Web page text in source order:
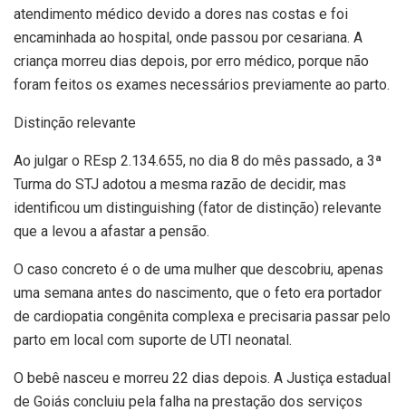
atendimento médico devido a dores nas costas e foi
encaminhada ao hospital, onde passou por cesariana. A
criança morreu dias depois, por erro médico, porque não
foram feitos os exames necessários previamente ao parto.
Distinção relevante
Ao julgar o REsp 2.134.655, no dia 8 do mês passado, a 3ª
Turma do STJ adotou a mesma razão de decidir, mas
identificou um distinguishing (fator de distinção) relevante
que a levou a afastar a pensão.
O caso concreto é o de uma mulher que descobriu, apenas
uma semana antes do nascimento, que o feto era portador
de cardiopatia congênita complexa e precisaria passar pelo
parto em local com suporte de UTI neonatal.
O bebê nasceu e morreu 22 dias depois. A Justiça estadual
de Goiás concluiu pela falha na prestação dos serviços